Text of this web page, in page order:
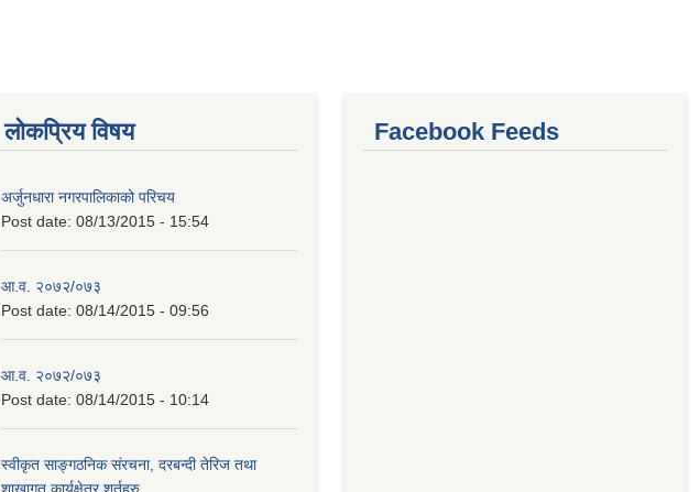
लोकप्रिय विषय
अर्जुनधारा नगरपालिकाको परिचय
Post date: 08/13/2015 - 15:54
आ.व. २०७२/०७३
Post date: 08/14/2015 - 09:56
आ.व. २०७२/०७३
Post date: 08/14/2015 - 10:14
स्वीकृत साङ्गठनिक संरचना, दरबन्दी तेरिज तथा
Facebook Feeds